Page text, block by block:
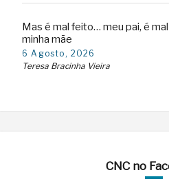
Mas é mal feito… meu pai, é
minha mãe
6 Agosto, 2026
Teresa Bracinha Vieira
CNC no